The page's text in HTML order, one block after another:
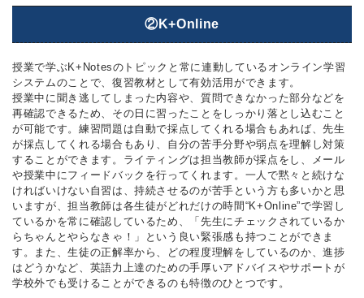
②K+Online
授業で学ぶK+Notesのトピックと常に連動しているオンライン学習
システムのことで、復習教材として有効活用ができます。
授業中に聞き逃してしまった内容や、質問できなかった部分などを
再確認できるため、その日に習ったことをしっかり落とし込むこと
が可能です。練習問題は自動で採点してくれる場合もあれば、先生
が採点してくれる場合もあり、自分の苦手分野や弱点を理解し対策
することができます。ライティングは担当教師が採点をし、メール
や授業中にフィードバックを行ってくれます。一人で黙々と続けな
ければいけない自習は、持続させるのが苦手という方も多いかと思
いますが、担当教師は各生徒がどれだけの時間“K+Online”で学習し
ているかを常に確認しているため、「先生にチェックされているか
らちゃんとやらなきゃ！」という良い緊張感も持つことができま
す。また、生徒の正解率から、どの程度理解をしているのか、進捗
はどうかなど、英語力上達のための手厚いアドバイスやサポートが
学校外でも受けることができるのも特徴のひとつです。